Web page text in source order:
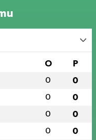
O P
0 0
0 0
0 0
0 0